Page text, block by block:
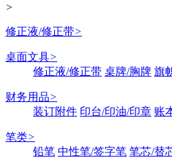
>
修正液/修正带>
桌面文具>
修正液/修正带 桌牌/胸牌 旗
财务用品>
装订附件 印台/印油/印章 账
笔类>
铅笔 中性笔/签字笔 笔芯/替